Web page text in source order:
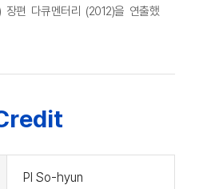
편 다큐멘터리 (2012)을 연출했
PI So-hyun